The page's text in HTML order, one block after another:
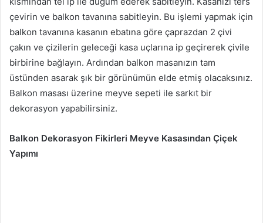
çevirin ve balkon tavanına sabitleyin. Bu işlemi yapmak için
balkon tavanına kasanın ebatına göre çaprazdan 2 çivi
çakın ve çizilerin geleceği kasa uçlarına ip geçirerek çivile
birbirine bağlayın. Ardından balkon masanızın tam
üstünden asarak şık bir görünümün elde etmiş olacaksınız.
Balkon masası üzerine meyve sepeti ile sarkıt bir
dekorasyon yapabilirsiniz.
Balkon Dekorasyon Fikirleri Meyve Kasasından Çiçek
Yapımı